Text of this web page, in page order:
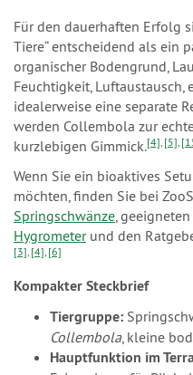
Für den dauerhaften Erfolg
Tiere“ entscheidend als ein
organischer Bodengrund,
Feuchtigkeit, Luftaustausch,
idealerweise eine separate
werden Collembola zur
kurzlebigen Gimmick.[4], [5],
Wenn Sie ein bioaktives
möchten, finden Sie bei
Springschwänze, geeigneten
Hygrometerund den
[3], [4], [6]
Kompakter Steckbrief
Tiergruppe:
Collembola, kleine
Hauptfunktion im